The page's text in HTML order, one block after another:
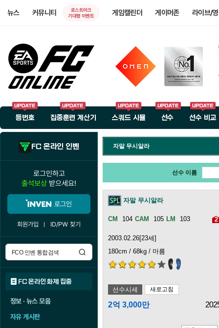
뉴스 커뮤니티
로스트아크
기대평 이벤트
게임캘린더 게이머존 라이브/
등번호 집중훈련 계산기 스쿼드 시뮬 선수 선수 비교
FC 온라인 인벤
로그인하고
출석보상 받으세요!
로그인
회원가입 ID/PW 찾기
FC 온라인 화제 집중
정보 · 뉴스 모음
자유 게시판
자말 무시알라
선수 이름
자말 무시알라
104 105 103 2
2003.02.26[23세]
180cm / 68kg / 마름
4 5
선수시세 새로고침
2억 3,000만